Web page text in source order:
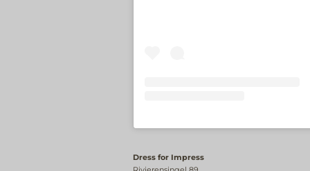
Dress for Impress